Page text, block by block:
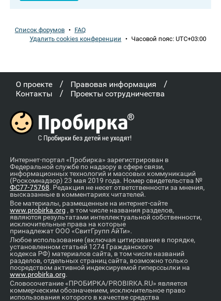
Список форумов • FAQ
Удалить cookies конференции • Часовой пояс: UTC+03:00
О проекте / Правовая информация /
Контакты / Проекты сотрудничества
Интернет-портал «Пробирка» зарегистрирован в
Федеральной службе по надзору в сфере связи,
информационных технологий и массовых коммуникаций
(Роскомнадзор) 23 мая 2019 года. Номер свидетельства №
ФС77-75768. Редакция не несет ответственности за мнения,
высказанные в комментариях читателей.
Все материалы, размещенные на интернет-сайте
www.probirka.org , в том числе названия разделов,
являются результатами интеллектуальной собственности,
исключительные права на которые
принадлежат ООО «СвитГрупп АйТи».
Любое использование (включая цитирование в порядке,
установленном статьей 1274 Гражданского
кодекса РФ) материалов сайта, в том числе названий
разделов, отдельных страниц сайта, возможно только
посредством активной индексируемой гиперссылки на
www.probirka.org.
Словосочетание «ПРОБИРКА/PROBIRKA.RU» является
коммерческим обозначением, исключительное право
использования которого в качестве средства